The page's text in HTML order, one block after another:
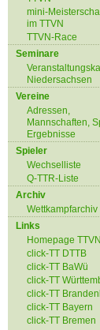
mini-
im TTVN
TTVN-Race
Seminare
Niedersachsen
Vereine
Adressen,
Mannschaften,
Ergebnisse
Spieler
Wechselliste
Q-TTR-Liste
Archiv
Wettkampfarchiv
Links
Homepage TTVN
click-TT DTTB
click-TT BaWü
click-TT
click-TT
click-TT Bayern
click-TT Bremen